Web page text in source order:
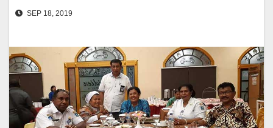
SEP 18, 2019